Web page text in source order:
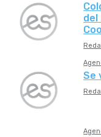
del
Se